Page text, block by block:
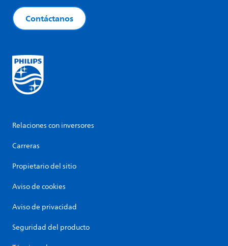
Contáctanos
Relaciones con inversores
Carreras
Propietario del sitio
Aviso de cookies
Aviso de privacidad
Seguridad del producto